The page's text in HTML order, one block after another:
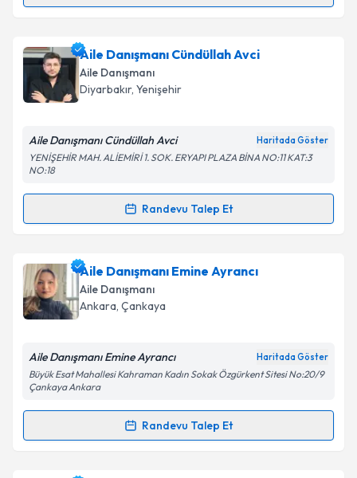
için bir takvim hazırlandığında e-posta ile
bilgilendireceğiz.
E-posta Adresiniz
Metni'ni okudum ve kişisel verilerimin belirtilen
kapsamda işlenmesini kabul ediyorum.
Takvim Talebini Gönder
Aile Danışmanı Cündüllah Avci
Aile Danışmanı
Diyarbakır, Yenişehir
Aile Danışmanı Cündüllah Avci Haritada Göster
YENİŞEHİR MAH. ALİEMİRİ 1. SOK. ERYAPI PLAZA BİNA NO:11 KAT:3
NO:18
Randevu Talep Et
Randevu Takvimi Talebi
Aile Danışmanı Cündüllah Avciiçin randevu takvimi
talebi oluşturun. Size bu uzmandan randevu almanız
için bir takvim hazırlandığında e-posta ile
bilgilendireceğiz.
Kişisel verilerimin işlenmesine ilişkin
Metni'ni okudum ve kişisel verilerimin belirtilen
Aile Danışmanı Emine Ayrancı
Aile Danışmanı
Ankara, Çankaya
Aile Danışmanı Emine Ayrancı Haritada Göster
Büyük Esat Mahallesi Kahraman Kadın Sokak Özgürkent Sitesi No:20/9
Çankaya Ankara
Randevu Talep Et
Randevu Takvimi Talebi